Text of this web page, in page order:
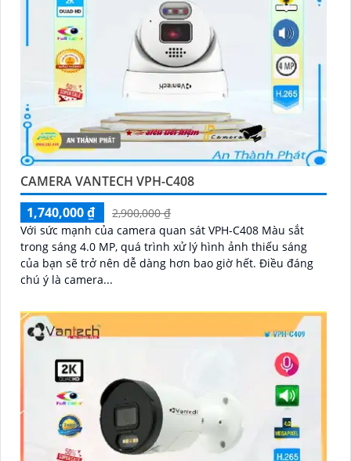
CAMERA VANTECH VPH-C408
1,740,000 ₫
2,900,000 ₫
Với sức mạnh của camera quan sát VPH-C408 Màu sắt
trong sáng 4.0 MP, quá trình xử lý hình ảnh thiếu sáng
của bạn sẽ trở nên dễ dàng hơn bao giờ hết. Điều đáng
chú ý là camera...